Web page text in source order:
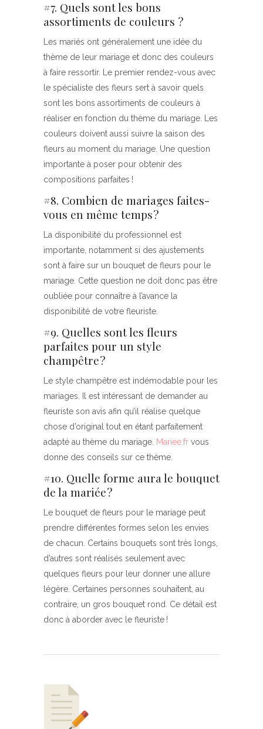
#7. Quels sont les bons
assortiments de couleurs ?
Les mariés ont généralement une idée du
thème de leur mariage et donc des couleurs
à faire ressortir. Le premier rendez-vous avec
le spécialiste des fleurs sert à savoir quels
sont les bons assortiments de couleurs à
réaliser en fonction du thème du mariage. Les
couleurs doivent aussi suivre la saison des
fleurs au moment du mariage. Une question
importante à poser pour obtenir des
compositions parfaites !
#8. Combien de mariages faites-
vous en même temps ?
La disponibilité du professionnel est
importante, notamment si des ajustements
sont à faire sur un bouquet de fleurs pour le
mariage. Cette question ne doit donc pas être
oubliée pour connaître à l’avance la
disponibilité de votre fleuriste.
#9. Quelles sont les fleurs
parfaites pour un style
champêtre ?
Le style champêtre est indémodable pour les
mariages. Il est intéressant de demander au
fleuriste son avis afin qu’il réalise quelque
chose d’original tout en étant parfaitement
adapté au thème du mariage. Mariee.fr vous
donne des conseils sur ce thème.
#10. Quelle forme aura le bouquet
de la mariée ?
Le bouquet de fleurs pour le mariage peut
prendre différentes formes selon les envies
de chacun. Certains bouquets sont très longs,
d’autres sont réalisés seulement avec
quelques fleurs pour leur donner une allure
légère. Certaines personnes souhaitent, au
contraire, un gros bouquet rond. Ce détail est
donc à aborder avec le fleuriste !